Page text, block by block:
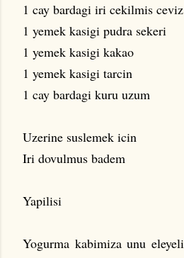
1 cay bardagi iri cekilmis ceviz
1 yemek kasigi pudra sekeri
1 yemek kasigi kakao
1 yemek kasigi tarcin
1 cay bardagi kuru uzum
Uzerine suslemek icin
Iri dovulmus badem
Yapilisi
Yogurma kabimiza unu